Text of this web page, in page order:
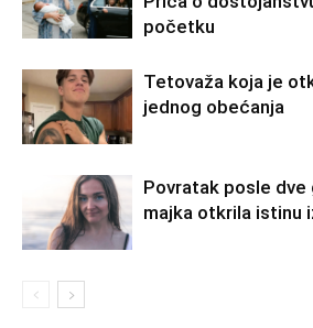
početku
Tetovaža koja je
jednog obećanja
Povratak posle dve
majka otkrila istinu